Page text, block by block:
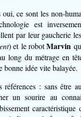
ce sont les non-
est
par leur gaucherie
) et le robotMarvin
long du métrage en
bonne idée vite balayée.
références : sans être
un sourire au
caractéristique